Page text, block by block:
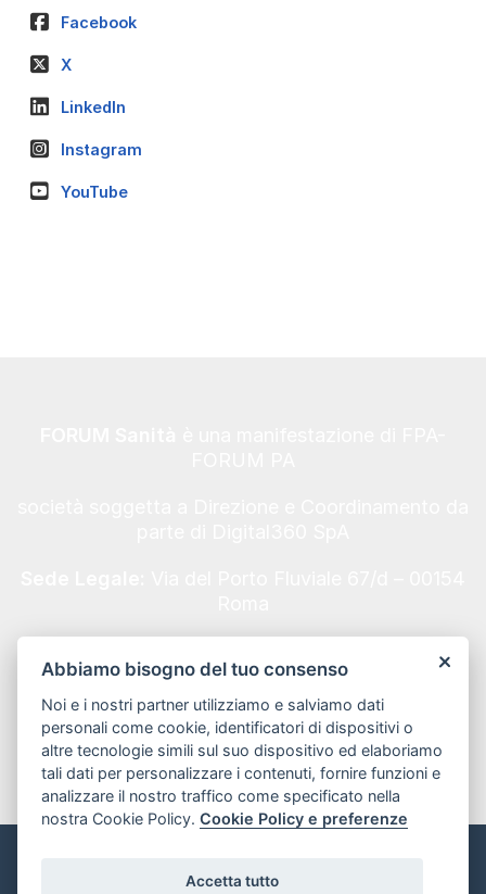
Facebook
X
LinkedIn
Instagram
YouTube
Codice Fiscale/Partita IVA n. 10693191008 - REA
Roma n. 1249791
politica sulla riservatezza
Abbiamo bisogno del tuo consenso
Noi e i nostri partner utilizziamo e salviamo dati
personali come cookie, identificatori di dispositivi o
altre tecnologie simili sul suo dispositivo ed elaboriamo
tali dati per personalizzare i contenuti, fornire funzioni e
analizzare il nostro traffico come specificato nella
nostra Cookie Policy.Cookie Policy e preferenze
Accetta tutto